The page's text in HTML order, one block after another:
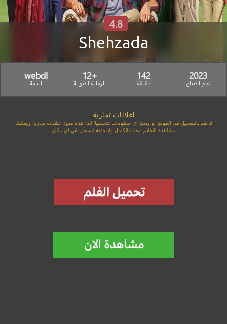
Shehzada
4.8
2023
عام الانتاج
142
دقيقة
+12
الرقابة الابوية
webdl
الدقة
اعلانات تجارية
لا تقم بالتسجيل في الموقع او وضع اي معلومات شخصية ابدا هذه مجرد اعلانات تجارية ويمكنك
مشاهده الافلام مجانا بالكامل ولا حاجه لتسجيل في اي مكان